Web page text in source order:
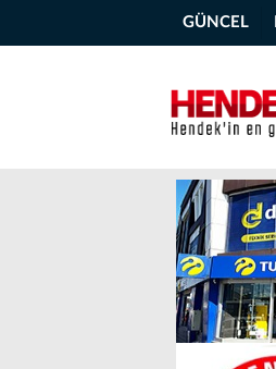
GÜNCEL